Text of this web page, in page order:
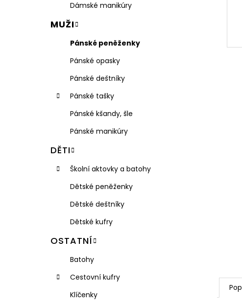
Dámské manikúry
MUŽI
Pánské peněženky
Pánské opasky
Pánské deštníky
Pánské tašky
Pánské kšandy, šle
Pánské manikúry
DĚTI
Školní aktovky a batohy
Dětské peněženky
Dětské deštníky
Dětské kufry
OSTATNÍ
Batohy
Cestovní kufry
Klíčenky
VISAČKA NA KUFR PLASTOVÁ RGL
49 Kč